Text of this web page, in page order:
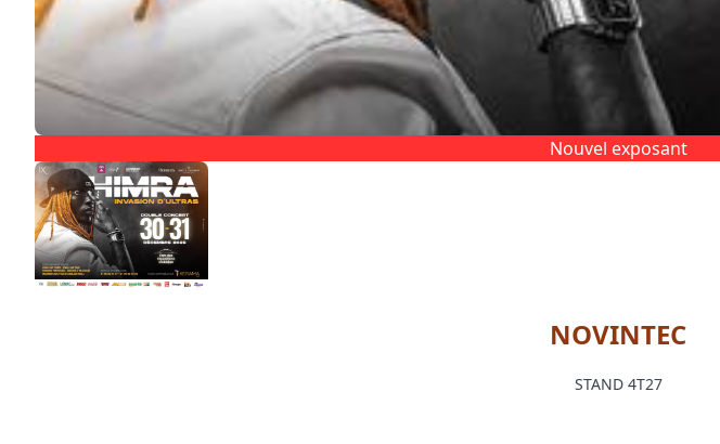
Nouvel exposant
NOVINTEC
STAND 4T27